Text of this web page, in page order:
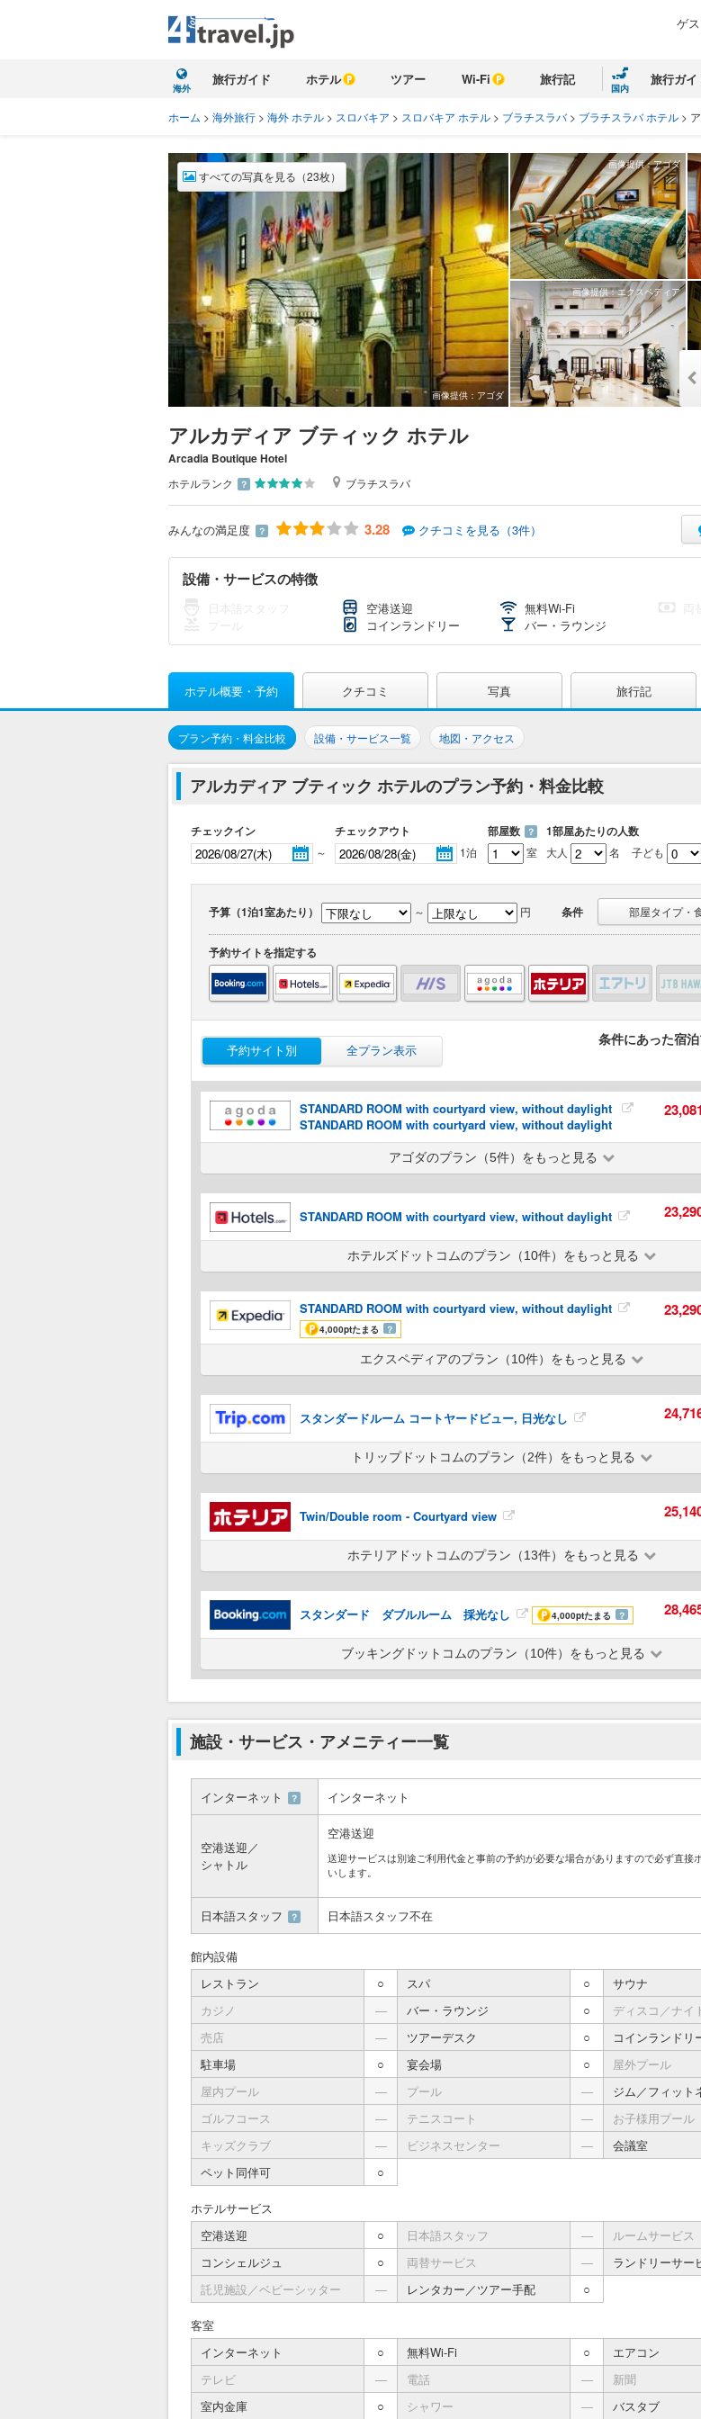
ゲ
海外
旅行ガイド ホテル ツアー Wi-Fi 旅行記
国内
旅行ガイ
ホーム > 海外旅行 > 海外 ホテル > スロバキア > スロバキア ホテル > ブラチスラバ > ブラチスラバ ホテル >
画像提供：アゴダ
すべての写真を見る（23枚）
画像提供：アゴダ
画像提供：エクスペディア
アルカディア ブティック ホテル
Arcadia Boutique Hotel
ホテルランク ？ ブラチスラバ
みんなの満足度 ？ 3.28 クチコミを見る（3件）
設備・サービスの特徴
空港送迎 無料Wi-Fi
コインランドリー バー・ラウンジ
ホテル概要・予約 クチコミ 写真 旅行記
プラン予約・料金比較 設備・サービス一覧 地図・アクセス
アルカディア ブティック ホテルのプラン予約・料金比較
チェックイン
～
チェックアウト
1泊
部屋数 ？
室
1部屋あたりの人数
大人 名 子ども
予算（1泊1室あたり） ～ 円 条件 部屋タイプ・
予約サイトを指定する
予約サイト別 全プラン表示
条件にあった宿
STANDARD ROOM with courtyard view, without daylight
STANDARD ROOM with courtyard view, without daylight
アゴダのプラン（5件）をもっと見る
STANDARD ROOM with courtyard view, without daylight
ホテルズドットコムのプラン（10件）をもっと見る
STANDARD ROOM with courtyard view, without daylight
4,000ptたまる ？
エクスペディアのプラン（10件）をもっと見る
スタンダードルーム コートヤードビュー, 日光なし
トリップドットコムのプラン（2件）をもっと見る
Twin/Double room - Courtyard view
ホテリアドットコムのプラン（13件）をもっと見る
スタンダード ダブルルーム 採光なし 4,000ptたまる ？
ブッキングドットコムのプラン（10件）をもっと見る
施設・サービス・アメニティー一覧
インターネット ？ インターネット
空港送迎／
シャトル
空港送迎
送迎サービスは別途ご利用代金と事前の予約が必要な場合がありますので必ず直接
いします。
日本語スタッフ ？ 日本語スタッフ不在
館内設備
レストラン
○ スパ ○ サウナ
カジノ
― バー・ラウンジ ○ ディスコ／ナイ
売店
― ツアーデスク ○ コインランドリ
駐車場
○ 宴会場 ○ 屋外プール
屋内プール
― プール ― ジム／フィット
ゴルフコース
― テニスコート ― お子様用プール
キッズクラブ
― ビジネスセンター ― 会議室
ペット同伴可
○
ホテルサービス
空港送迎
○ 日本語スタッフ ― ルームサービス
コンシェルジュ
○ 両替サービス ― ランドリーサー
託児施設／ベビーシッター
― レンタカー／ツアー手配 ○
客室
インターネット
○ 無料Wi-Fi ○ エアコン
テレビ
― 電話 ― 新聞
室内金庫
○ シャワー ― バスタブ